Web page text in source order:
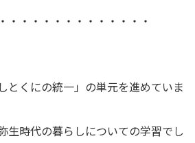
・・・・・・・・・・・・・
とくにの統一」の単元を進めていま
生時代の暮らしについての学習でし